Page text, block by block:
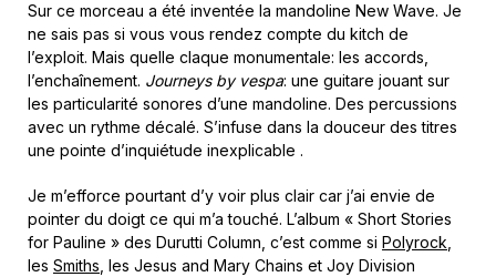
Sur ce morceau a été inventée la mandoline New Wave. Je
ne sais pas si vous vous rendez compte du kitch de
l’exploit. Mais quelle claque monumentale: les accords,
l’enchaînement. Journeys by vespa: une guitare jouant sur
les particularité sonores d’une mandoline. Des percussions
avec un rythme décalé. S’infuse dans la douceur des titres
une pointe d’inquiétude inexplicable .
Je m’efforce pourtant d’y voir plus clair car j’ai envie de
pointer du doigt ce qui m’a touché. L’album « Short Stories
for Pauline » des Durutti Column, c’est comme si Polyrock
les Smiths , les Jesus and Mary Chains et Joy Division